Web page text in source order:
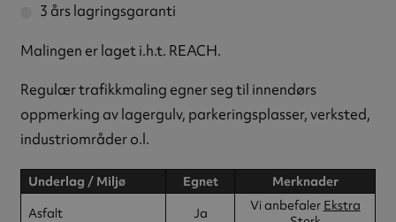
3 års lagringsgaranti
Malingen er laget i.h.t. REACH.
Regulær trafikkmaling egner seg til innendørs
oppmerking av lagergulv, parkeringsplasser, verksted,
industriområder o.l.
Underlag / Miljø Egnet
Merknader
Asfalt
Ja Vi anbefaler Ekstra